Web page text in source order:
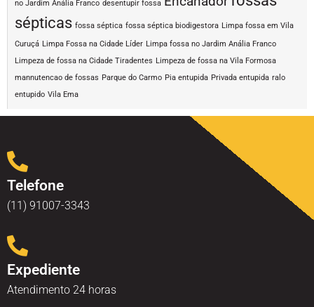
no Jardim Anália Franco desentupir fossa
sépticas fossa séptica fossa séptica biodigestora Limpa fossa em Vila
Curuçá Limpa Fossa na Cidade Líder Limpa fossa no Jardim Anália Franco
Limpeza de fossa na Cidade Tiradentes Limpeza de fossa na Vila Formosa
mannutencao de fossas Parque do Carmo Pia entupida Privada entupida ralo
entupido Vila Ema
Telefone
(11) 91007-3343
Expediente
Atendimento 24 horas